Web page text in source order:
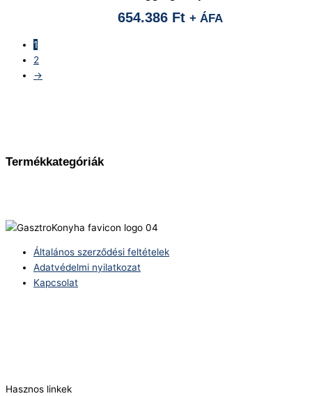
Termékkategóriák
654.386 Ft + ÁFA
1
2
→
Általános szerződési feltételek
Adatvédelmi nyilatkozat
Kapcsolat
Hasznos linkek